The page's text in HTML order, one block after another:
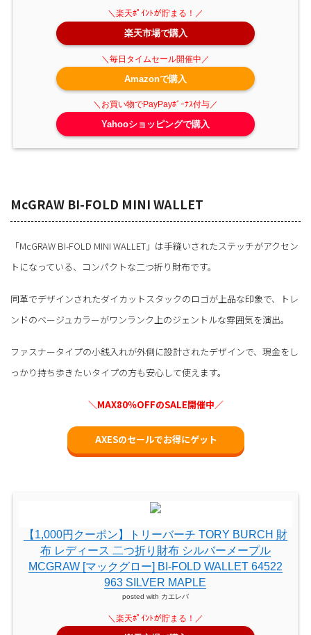
楽天市場で購入
Amazonで購入
Yahooショッピングで購入
McGRAW BI-FOLD MINI WALLET
「McGRAW BI-FOLD MINI WALLET」は手縫いされたステッチがアクセン
トになっている、コンパクトな二つ折り財布です。
同革でデザインされたダイカットスタックのロゴが上品な印象で、トレ
ンドのベージュカラーがワンランク上のジェントルな雰囲気を演出。
ファスナータイプの小銭入れが外側に設計されたデザインで、現金をし
っかり持ち歩きたいタイプの方も安心して使えます。
＼MAX80％OFFのSALE開催中／
AXESのセールでお得にゲット
【1,000円クーポン】トリーバーチ TORY BURCH 財
布 レディース 二つ折り財布 シルバーメープル
MCGRAW [マックグロー] BI-FOLD WALLET 64522
963 SILVER MAPLE
posted with カエレバ